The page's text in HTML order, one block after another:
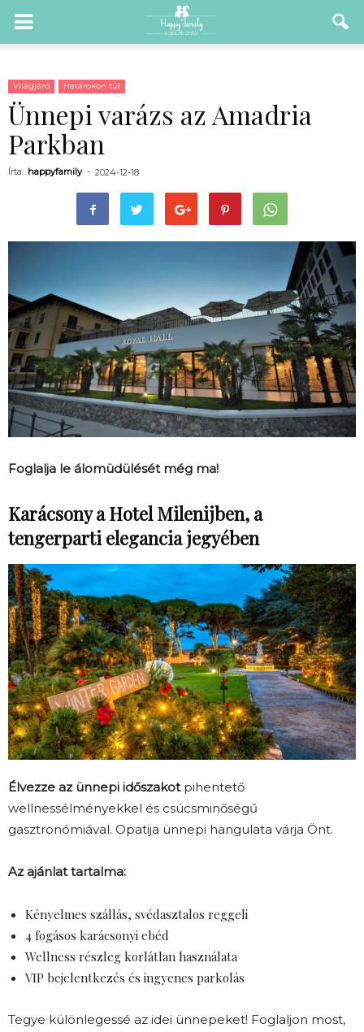
Világjáró Határokon túl
Ünnepi varázs az Amadria
Parkban
Írta: happyfamily - 2024-12-18
Foglalja le álomüdülését még ma!
Karácsony a Hotel Milenijben, a
tengerparti elegancia jegyében
Élvezze az ünnepi időszakotpihentető
wellnessélményekkel és csúcsminőségű
gasztronómiával. Opatija ünnepi hangulata várja Önt.
Az ajánlat tartalma:
Kényelmes szállás, svédasztalos reggeli
4 fogásos karácsonyi ebéd
Wellness részleg korlátlan használata
VIP bejelentkezés és ingyenes parkolás
Tegye különlegessé az idei ünnepeket! Foglaljon most,